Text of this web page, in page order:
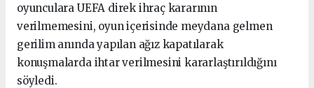
oyunculara UEFA direk ihraç kararının
verilmemesini, oyun içerisinde meydana gelmen
gerilim anında yapılan ağız kapatılarak
konuşmalarda ihtar verilmesini kararlaştırıldığını
söyledi.